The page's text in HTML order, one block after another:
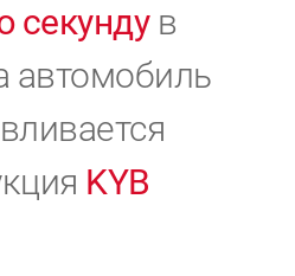
секундув
автомобиль
KYB